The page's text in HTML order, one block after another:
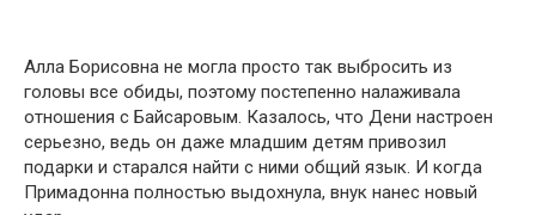
Алла Борисовна не могла просто так выбросить из
головы все обиды, поэтому постепенно налаживала
отношения с Байсаровым. Казалось, что Дени настроен
серьезно, ведь он даже младшим детям привозил
подарки и старался найти с ними общий язык. И когда
Примадонна полностью выдохнула, внук нанес новый